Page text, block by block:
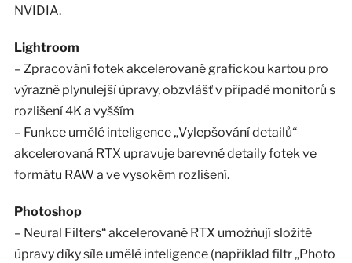
NVIDIA.
Lightroom
– Zpracování fotek akcelerované grafickou kartou pro
výrazně plynulejší úpravy, obzvlášť v případě monitorů s
rozlišení 4K a vyšším
– Funkce umělé inteligence „Vylepšování detailů“
akcelerovaná RTX upravuje barevné detaily fotek ve
formátu RAW a ve vysokém rozlišení.
Photoshop
– Neural Filters“ akcelerované RTX umožňují složité
úpravy díky síle umělé inteligence (například filtr „Photo